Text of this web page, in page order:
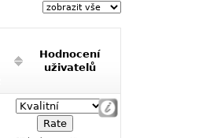
Hodnocení
uživatelů